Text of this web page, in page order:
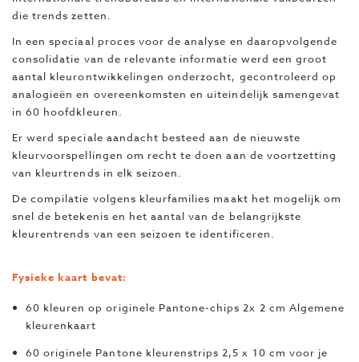
die trends zetten.
In een speciaal proces voor de analyse en daaropvolgende
consolidatie van de relevante informatie werd een groot
aantal kleurontwikkelingen onderzocht, gecontroleerd op
analogieën en overeenkomsten en uiteindelijk samengevat
in 60 hoofdkleuren.
Er werd speciale aandacht besteed aan de nieuwste
kleurvoorspellingen om recht te doen aan de voortzetting
van kleurtrends in elk seizoen.
De compilatie volgens kleurfamilies maakt het mogelijk om
snel de betekenis en het aantal van de belangrijkste
kleurentrends van een seizoen te identificeren.
Fysieke kaart bevat:
60 kleuren op originele Pantone-chips 2x 2 cm Algemene
kleurenkaart
60 originele Pantone kleurenstrips 2,5 x 10 cm voor je